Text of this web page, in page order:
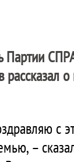
Партии
с
–